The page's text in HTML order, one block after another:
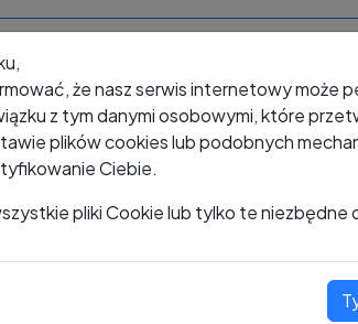
+48 534
Oceń
że nasz serwis internetowy może
z tym danymi osobowymi, które
plików cookies lub podobnych
Ciebie.
pliki Cookie lub tylko te niezbędne